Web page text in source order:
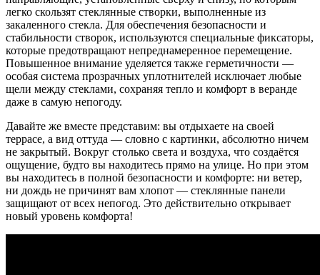
легко скользят стеклянные створки, выполненные из
закаленного стекла. Для обеспечения безопасности и
стабильности створок, используются специальные фиксаторы,
которые предотвращают непреднамеренное перемещение.
Повышенное внимание уделяется также герметичности —
особая система прозрачных уплотнителей исключает любые
щели между стеклами, сохраняя тепло и комфорт в веранде
даже в самую непогоду.
Давайте же вместе представим: вы отдыхаете на своей
террасе, а вид оттуда — словно с картинки, абсолютно ничем
не закрытый. Вокруг столько света и воздуха, что создаётся
ощущение, будто вы находитесь прямо на улице. Но при этом
вы находитесь в полной безопасности и комфорте: ни ветер,
ни дождь не причинят вам хлопот — стеклянные панели
защищают от всех непогод. Это действительно открывает
новый уровень комфорта!